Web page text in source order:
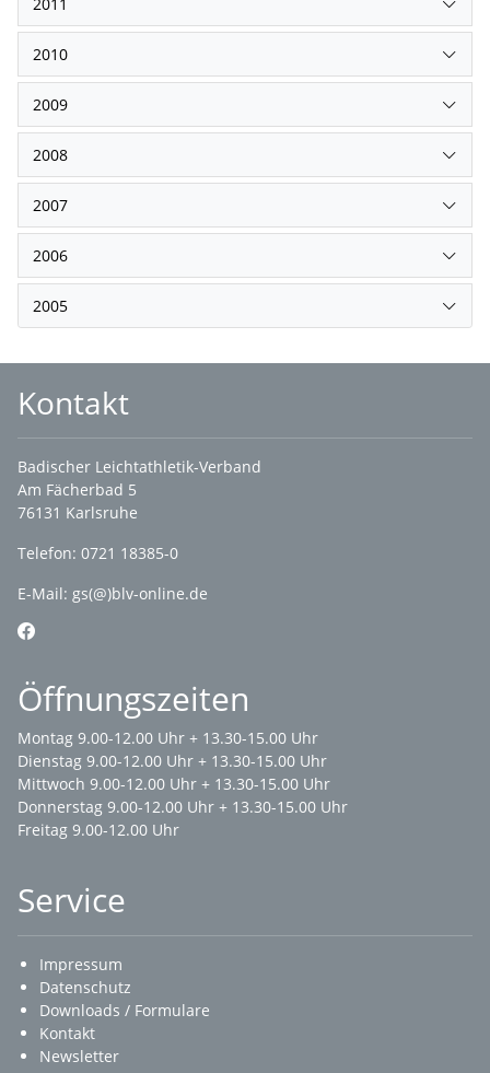
2010
2009
2008
2007
2006
2005
Kontakt
Badischer Leichtathletik-Verband
Am Fächerbad 5
76131 Karlsruhe
Telefon: 0721 18385-0
E-Mail: gs(@)blv-online.de
Öffnungszeiten
Montag 9.00-12.00 Uhr + 13.30-15.00 Uhr
Dienstag 9.00-12.00 Uhr + 13.30-15.00 Uhr
Mittwoch 9.00-12.00 Uhr + 13.30-15.00 Uhr
Donnerstag 9.00-12.00 Uhr + 13.30-15.00 Uhr
Freitag 9.00-12.00 Uhr
Service
Impressum
Datenschutz
Downloads / Formulare
Kontakt
Newsletter